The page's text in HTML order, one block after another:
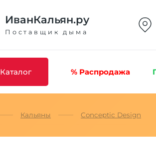
ИванКальян.ру
Поставщик дыма
Каталог % Распродажа
Кальяны Conceptic Design